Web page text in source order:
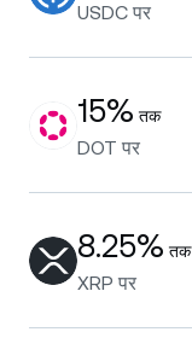
USDC पर
15% तक
DOT पर
8.25% तक
XRP पर